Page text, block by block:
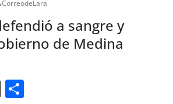
CorreodeLara
a sangre y
de Medina
T